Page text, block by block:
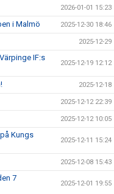
2026-01-01 15:23
i Malmö 2025-12-30 18:46
2025-12-29
IF:s
2025-12-19 12:12
2025-12-18
2025-12-12 22:39
2025-12-12 10:05
Kungs
2025-12-11 15:24
2025-12-08 15:43
7
2025-12-01 19:55